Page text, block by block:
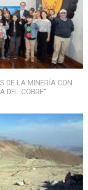
DE LA MINERÍA CON
DEL COBRE”